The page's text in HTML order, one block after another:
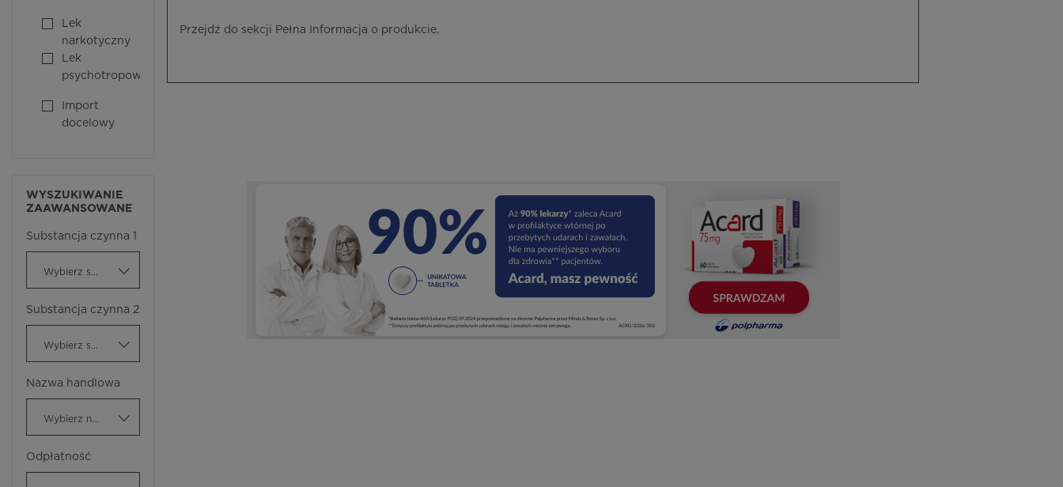
Lek
narkotyczny
Lek
psychotropowy
Import
docelowy
WYSZUKIWANIE
ZAAWANSOWANE
Substancja czynna 1
Substancja czynna 2
Nazwa handlowa
Odpłatność
Przejdź do sekcji Pełna Informacja o produkcie.